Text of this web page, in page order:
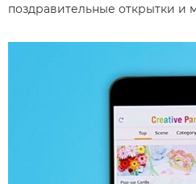
поздравительные открытки и